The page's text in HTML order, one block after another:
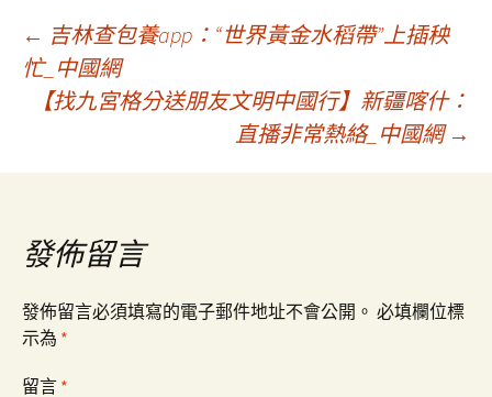
文
章
導
覽
← 吉林查包養app：“世界黃金水稻帶”上插秧
忙_中國網
【找九宮格分送朋友文明中國行】新疆喀什：
直播非常熱絡_中國網 →
發佈留言
發佈留言必須填寫的電子郵件地址不會公開。 必填欄位標
示為 *
留言 *